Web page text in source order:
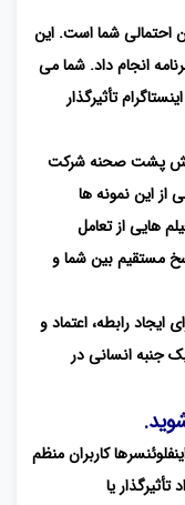
احتمالی شما است. این
انجام داد. شما می
تأثیرگذار
پشت صحنه شرکت
از این نمونه ها
هایی از تعامل
مستقیم بین شما و
ایجاد رابطه، اعتماد و
جنبه انسانی در
کاربران منظم
یا